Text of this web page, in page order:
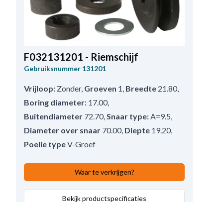
F032131201 - Riemschijf
Gebruiksnummer 131201
Vrijloop: Zonder, Groeven 1, Breedte 21.80,
Boring diameter: 17.00,
Buitendiameter 72.70,Snaar type:A=9.5,
Diameter over snaar 70.00, Diepte 19.20,
Poelie typeV-Groef
Waar te verkrijgen?
Bekijk productspecificaties